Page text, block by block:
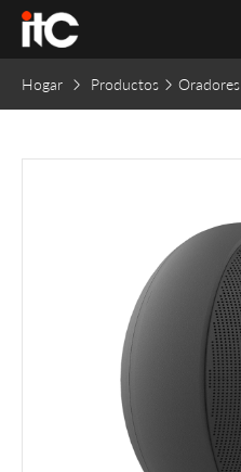
Hogar Productos Oradores